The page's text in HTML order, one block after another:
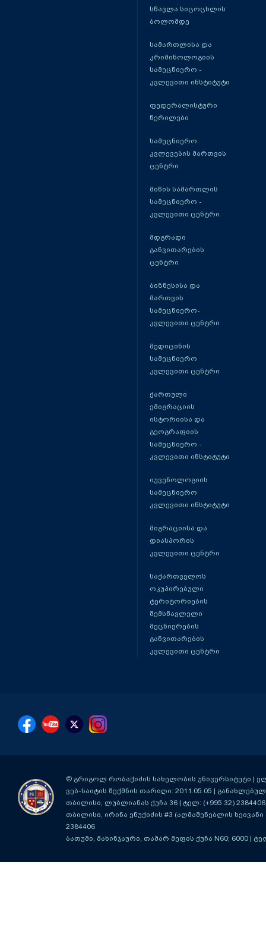
სწავლა სიცოცხლის
ბოლომდე
სამართლისა და
კრიმინოლოგიის
სამეცნიერო -
კვლევითი ინსტიტუტი
ფედერალისტური
წერილები
სამეცნიერო
კვლევების მართვის
ცენტრი
მიწის სამართლის
სამეცნიერო -
კვლევითი ცენტრი
მდგრადი
განვითარების
ცენტრი
ბიზნესისა და
მართვის
სამეცნიერო-
კვლევითი ცენტრი
მედიცინის
სამეცნიერო
კვლევითი ცენტრი
ქართული
ემიგრაციის
ისტორიისა და
გეოგრაფიის
სამეცნიერო -
კვლევითი ინსტიტუტი
იუვენოლოგიის
სამეცნიერო
კვლევითი ინსტიტუტი
მიგრაციისა და
დიასპორის
კვლევითი ცენტრი
საქართველოს
ოკუპირებული
ტერიტორიების
შემსწავლელი
მეცნიერების
განვითარების
კვლევითი ცენტრი
© გრიგოლ რობაქიძის სახელობის უნივერსიტეტი |
ვებ-საიტის შექმნის თარიღი: 2011.05.05 |
თბილისი, ლუბლიანას ქუჩა 36 | ტელ: (+995 32)
თბილისი, ირინა ენუქიძის #3 (აღმაშენებლის ხეივანი
2384406
ბათუმი, მახინჯაური, თამარ მეფის ქუჩა N60; 6000 |